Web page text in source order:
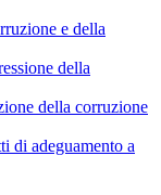
e della
della
della corruzione
di adeguamento a